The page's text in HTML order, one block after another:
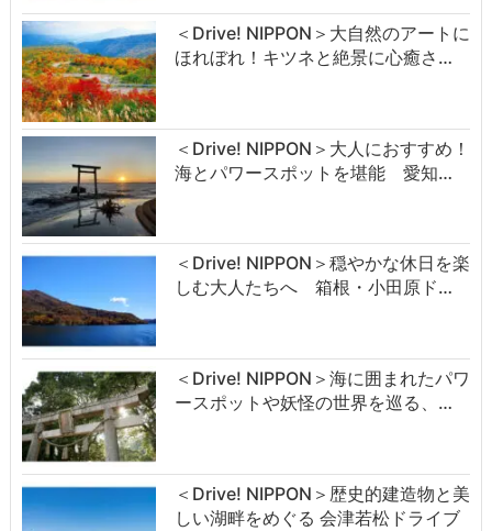
＜Drive! NIPPON＞大自然のアートに
ほれぼれ！キツネと絶景に心癒さ…
＜Drive! NIPPON＞大人におすすめ！
海とパワースポットを堪能 愛知…
＜Drive! NIPPON＞穏やかな休日を楽
しむ大人たちへ 箱根・小田原ド…
＜Drive! NIPPON＞海に囲まれたパワ
ースポットや妖怪の世界を巡る、…
＜Drive! NIPPON＞歴史的建造物と美
しい湖畔をめぐる 会津若松ドライブ